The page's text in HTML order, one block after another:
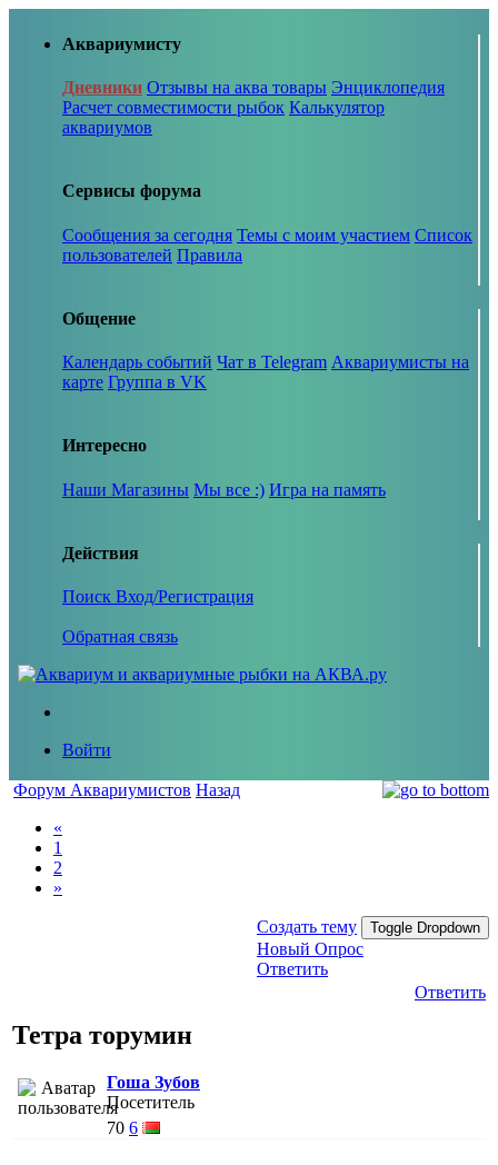
Аквариумисту
Дневники Отзывы на аква товары Энциклопедия
Расчет совместимости рыбок Калькулятор
аквариумов
Сервисы форума
Сообщения за сегодня Темы с моим участием Список
пользователей Правила
Общение
Календарь событий Чат в Telegram Аквариумисты на
карте Группа в VK
Интересно
Наши Магазины Мы все :) Игра на память
Действия
Поиск Вход/Регистрация
Обратная связь
Войти
Форум Аквариумистов Назад
«
1
2
»
Создать тему Toggle Dropdown
Новый Опрос
Ответить
Ответить
Тетра торумин
Гоша Зубов
Посетитель
70 6